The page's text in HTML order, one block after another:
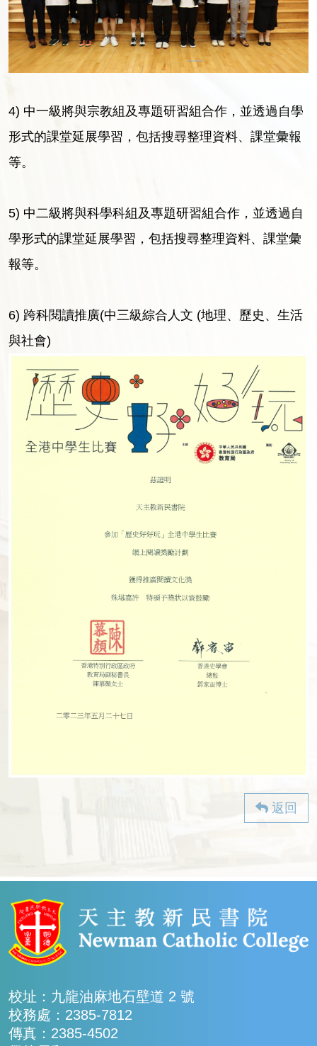
4) 中一級將與宗教組及專題研習組合作，並透過自學
形式的課堂延展學習，包括搜尋整理資料、課堂彙報
等。
5) 中二級將與科學科組及專題研習組合作，並透過自
學形式的課堂延展學習，包括搜尋整理資料、課堂彙
報等。
6) 跨科閱讀推廣(中三級綜合人文 (地理、歷史、生活
與社會)
返回
校址：九龍油麻地石壁道 2 號
校務處：2385-7812
傳真：2385-4502